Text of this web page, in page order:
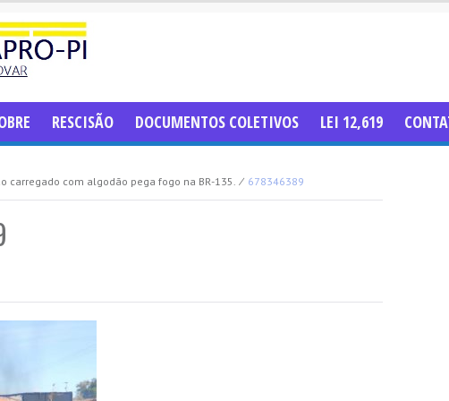
RESCISÃO DOCUMENTOS COLETIVOS LEI 12,619
carregado com algodão pega fogo na BR-135. ⁄ 678346389